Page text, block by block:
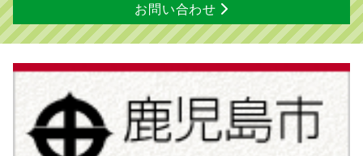
お問い合わせ